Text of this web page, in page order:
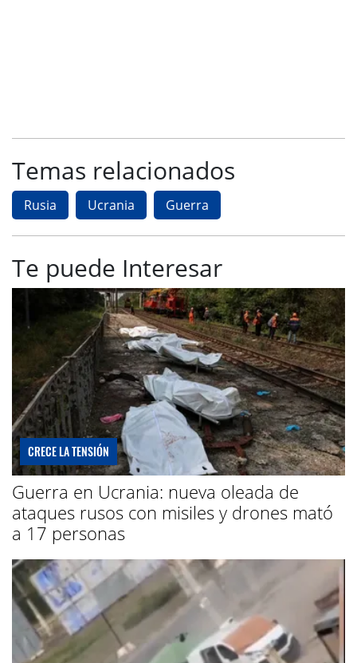
Temas relacionados
Rusia Ucrania Guerra
Te puede Interesar
CRECE LA TENSIÓN
Guerra en Ucrania: nueva oleada de
ataques rusos con misiles y drones mató
a 17 personas